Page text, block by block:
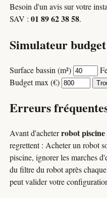
Besoin d'un avis sur votre
SAV :01 89 62 38 58.
Simulateur
Surface bassin (m²)
Budget max (€)
Erreurs
Avant d'acheterrobot piscine
regrettent : Acheter un robot
piscine, ignorer les marches
du filtre du robot après
peut valider votre